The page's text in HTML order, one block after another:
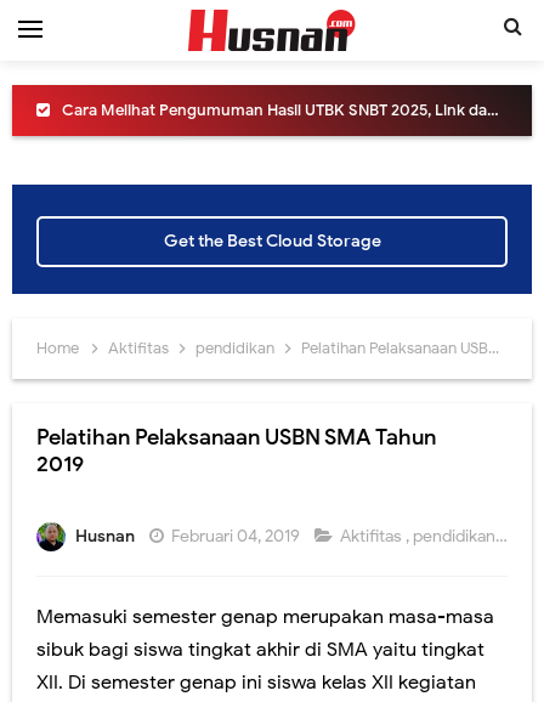
Cara Melihat Pengumuman Hasil UTBK SNBT 2025, Link dan Laman Mirrornya.
Simak Cara Melihat Pengumuman Hasil SNBP tahun 2025
Informasi SNPMB tahun 2025, apa saja perubahannya?
Peluncuran SNPMB Tahun 2024, yuk intip informasinya.
Panduan Pemilihan Mata Pelajaran Pilihan pada Kurikulum Merdeka
Ada yang Berbeda dengan PDSS Tahun 2021
Get the Best Cloud Storage
Home Aktifitas pendidikan Pelatihan Pelaksanaan USBN SMA Tahun 2019
Pelatihan Pelaksanaan USBN SMA Tahun
2019
Husnan Februari 04, 2019 Aktifitas , pendidikan
Memasuki semester genap merupakan masa-masa
sibuk bagi siswa tingkat akhir di SMA yaitu tingkat
XII. Di semester genap ini siswa kelas XII kegiatan